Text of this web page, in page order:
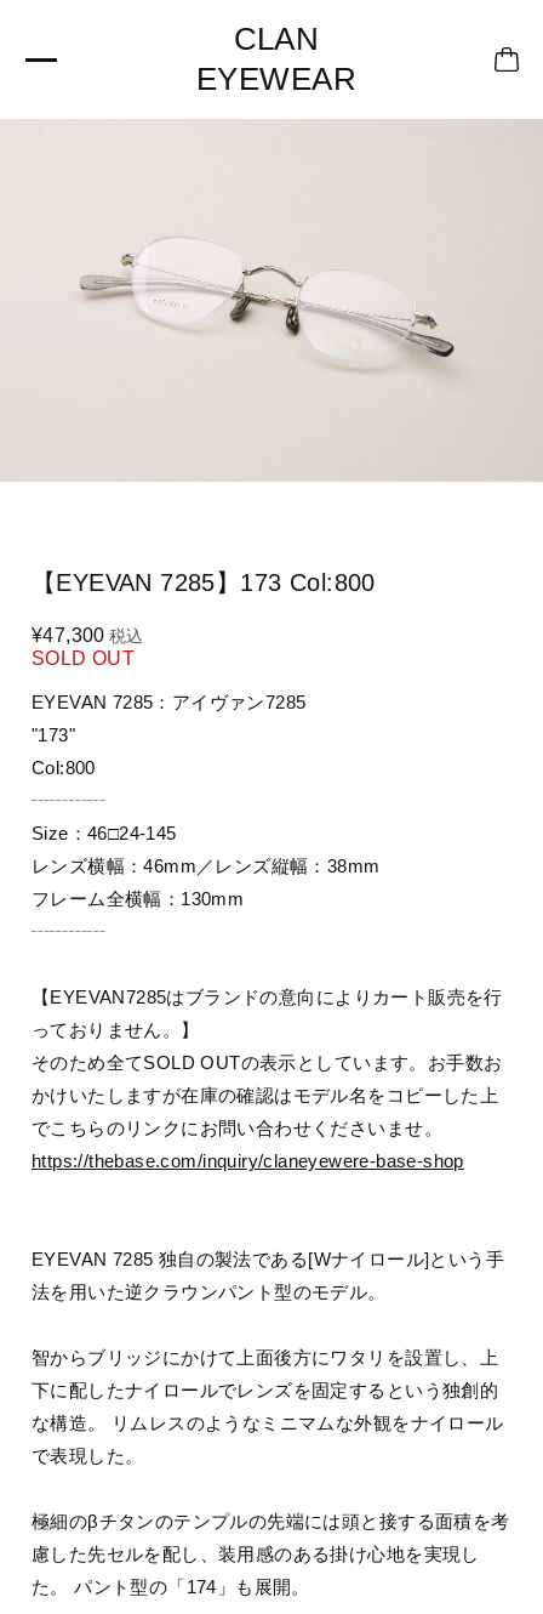
CLAN
EYEWEAR
【EYEVAN 7285】173 Col:800
¥47,300 税込
SOLD OUT
EYEVAN 7285：アイヴァン7285
"173"
Col:800
┄┄┄┄
Size：46□24-145
レンズ横幅：46mm／レンズ縦幅：38mm
フレーム全横幅：130mm
┄┄┄┄
【EYEVAN7285はブランドの意向によりカート販売を行
っておりません。】
そのため全てSOLD OUTの表示としています。お手数お
かけいたしますが在庫の確認はモデル名をコピーした上
でこちらのリンクにお問い合わせくださいませ。
https://thebase.com/inquiry/claneyewere-base-shop
EYEVAN 7285 独自の製法である[Wナイロール]という手
法を用いた逆クラウンパント型のモデル。
智からブリッジにかけて上面後方にワタリを設置し、上
下に配したナイロールでレンズを固定するという独創的
な構造。 リムレスのようなミニマムな外観をナイロール
で表現した。
極細のβチタンのテンプルの先端には頭と接する面積を考
慮した先セルを配し、装用感のある掛け心地を実現し
た。 パント型の「174」も展開。